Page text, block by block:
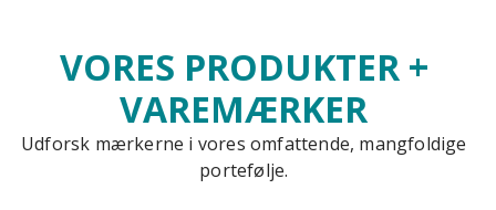
VORES PRODUKTER +
VAREMÆRKER
Udforsk mærkerne i vores omfattende, mangfoldige
portefølje.